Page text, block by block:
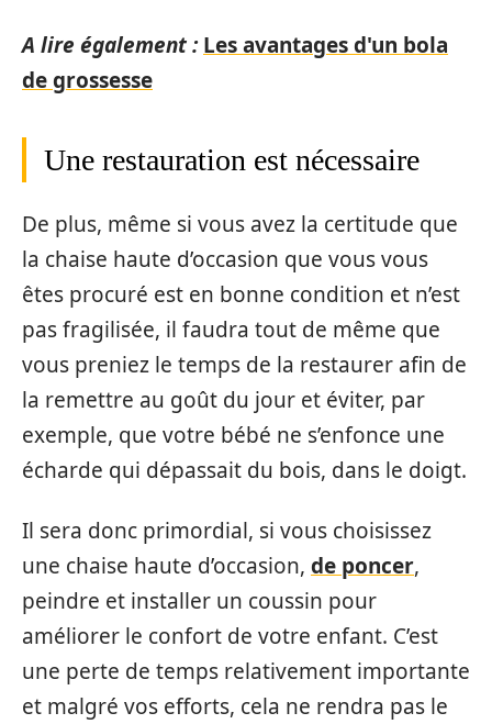
A lire également : Les avantages d'un bola
de grossesse
Une restauration est nécessaire
De plus, même si vous avez la certitude que
la chaise haute d’occasion que vous vous
êtes procuré est en bonne condition et n’est
pas fragilisée, il faudra tout de même que
vous preniez le temps de la restaurer afin de
la remettre au goût du jour et éviter, par
exemple, que votre bébé ne s’enfonce une
écharde qui dépassait du bois, dans le doigt.
Il sera donc primordial, si vous choisissez
une chaise haute d’occasion, de poncer,
peindre et installer un coussin pour
améliorer le confort de votre enfant. C’est
une perte de temps relativement importante
et malgré vos efforts, cela ne rendra pas le